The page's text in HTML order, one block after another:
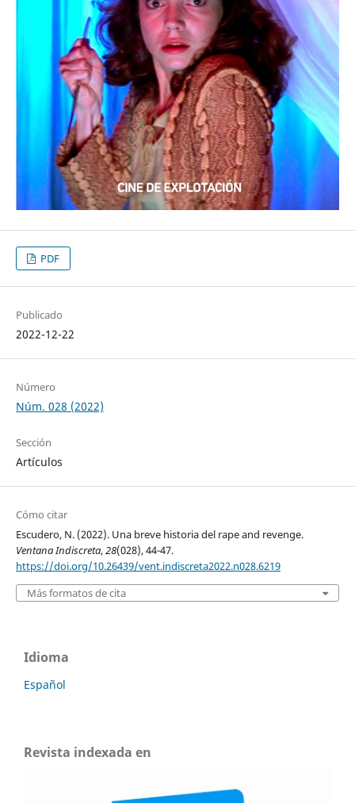
PDF
Publicado
2022-12-22
Número
Núm. 028 (2022)
Sección
Artículos
Cómo citar
Escudero, N. (2022). Una breve historia del rape and revenge.
Ventana Indiscreta,28(028), 44-47.
https://doi.org/10.26439/vent.indiscreta2022.n028.6219
Más formatos de cita
Idioma
Español
Revista indexada en